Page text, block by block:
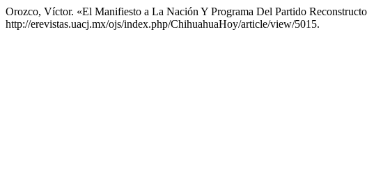
Orozco, Víctor. «El Manifiesto a La Nación Y Programa Del Partido
http://erevistas.uacj.mx/ojs/index.php/ChihuahuaHoy/article/view/5015.